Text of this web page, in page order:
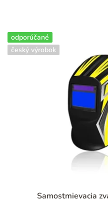
odporúčané
český výrobok
Samostmievacia